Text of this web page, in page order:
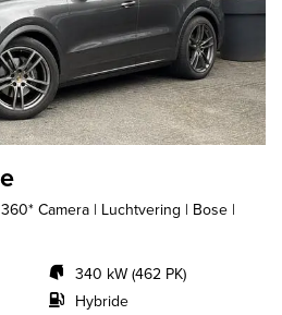
Camera | Luchtvering | Bose |
340 kW (462 PK)
Hybride